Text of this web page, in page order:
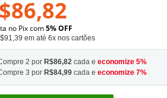
no Pix com5% OFF
em até 6x nos cartões
2 por R$86,82cada e economize 5%
3 por R$84,99cada e economize 7%